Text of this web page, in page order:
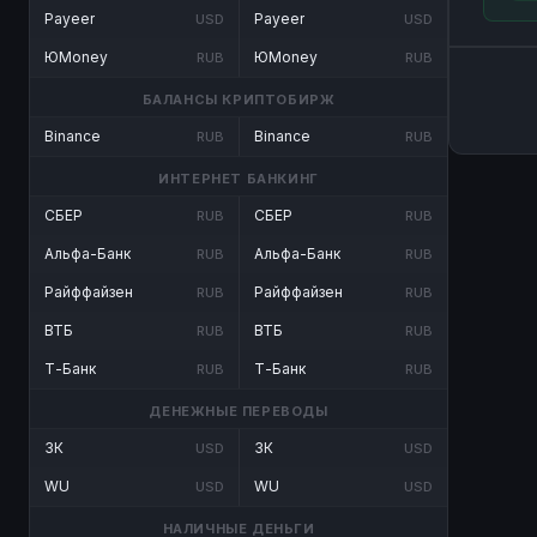
Payeer USD
ЮMoney RUB
Payeer USD
ЮMoney RUB
БАЛАНСЫ КРИПТОБИРЖ
Binance RUB Binance RUB
ИНТЕРНЕТ БАНКИНГ
СБЕР RUB
Альфа-Банк RUB
Райффайзен RUB
ВТБ RUB
Т-Банк RUB
СБЕР RUB
Альфа-Банк RUB
Райффайзен RUB
ВТБ RUB
Т-Банк RUB
ДЕНЕЖНЫЕ ПЕРЕВОДЫ
ЗК USD
WU USD
ЗК USD
WU USD
НАЛИЧНЫЕ ДЕНЬГИ